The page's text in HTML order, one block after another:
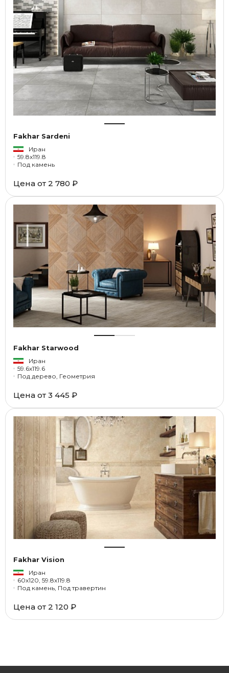
Fakhar Sardeni
Иран
59.8x119.8
Под камень
Цена от 2 780 ₽
Fakhar Starwood
Иран
59.6x119.6
Под дерево, Геометрия
Цена от 3 445 ₽
Fakhar Vision
Иран
60x120, 59.8x119.8
Под камень, Под травертин
Цена от 2 120 ₽